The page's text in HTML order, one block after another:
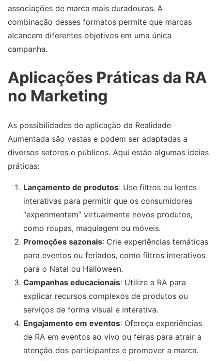
associações de marca mais duradouras. A
combinação desses formatos permite que marcas
alcancem diferentes objetivos em uma única
campanha.
Aplicações Práticas da RA
no Marketing
As possibilidades de aplicação da Realidade
Aumentada são vastas e podem ser adaptadas a
diversos setores e públicos. Aqui estão algumas ideias
práticas:
Lançamento de produtos: Use filtros ou lentes
interativas para permitir que os consumidores
“experimentem” virtualmente novos produtos,
como roupas, maquiagem ou móveis.
Promoções sazonais: Crie experiências temáticas
para eventos ou feriados, como filtros interativos
para o Natal ou Halloween.
Campanhas educacionais: Utilize a RA para
explicar recursos complexos de produtos ou
serviços de forma visual e interativa.
Engajamento em eventos: Ofereça experiências
de RA em eventos ao vivo ou feiras para atrair a
atenção dos participantes e promover a marca.